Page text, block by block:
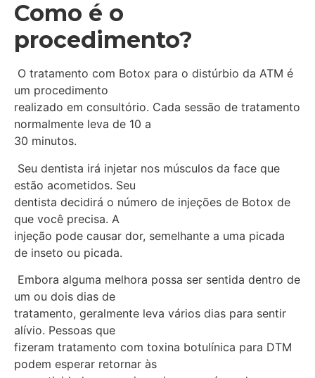
Como é o
procedimento?
O tratamento com Botox para o distúrbio da ATM é
um procedimento
realizado em consultório. Cada sessão de tratamento
normalmente leva de 10 a
30 minutos.
Seu dentista irá injetar nos músculos da face que
estão acometidos. Seu
dentista decidirá o número de injeções de Botox de
que você precisa. A
injeção pode causar dor, semelhante a uma picada
de inseto ou picada.
Embora alguma melhora possa ser sentida dentro de
um ou dois dias de
tratamento, geralmente leva vários dias para sentir
alívio. Pessoas que
fizeram tratamento com toxina botulínica para DTM
podem esperar retornar às